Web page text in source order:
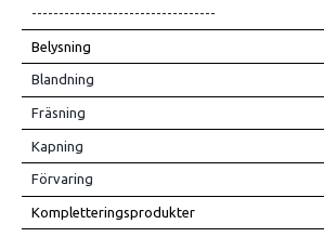
----------------------------------
Belysning
Blandning
Fräsning
Kapning
Förvaring
Kompletteringsprodukter